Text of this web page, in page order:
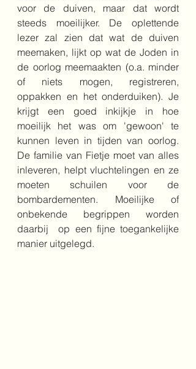
voor de duiven, maar dat wordt
steeds moeilijker. De oplettende
lezer zal zien dat wat de duiven
meemaken, lijkt op wat de Joden in
de oorlog meemaakten (o.a. minder
of niets mogen, registreren,
oppakken en het onderduiken). Je
krijgt een goed inkijkje in hoe
moeilijk het was om 'gewoon' te
kunnen leven in tijden van oorlog.
De familie van Fietje moet van alles
inleveren, helpt vluchtelingen en ze
moeten schuilen voor de
bombardementen. Moeilijke of
onbekende begrippen worden
daarbij  op een fijne toegankelijke
manier uitgelegd.